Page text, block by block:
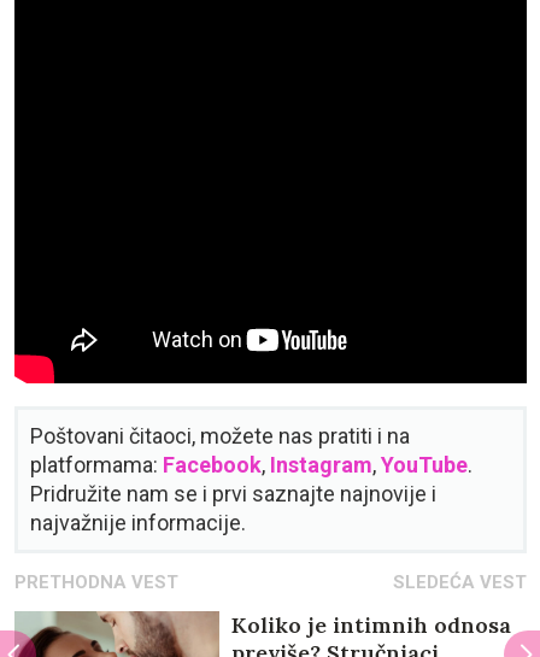
Poštovani čitaoci, možete nas pratiti i na
platformama: Facebook, Instagram,YouTube.
Pridružite nam se i prvi saznajte najnovije i
najvažnije informacije.
PRETHODNA VEST SLEDEĆA VEST
Koliko je intimnih odnosa